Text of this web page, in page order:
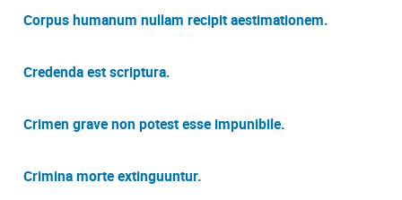
Corpus humanum nullam recipit aestimationem.
Credenda est scriptura.
Crimen grave non potest esse impunibile.
Crimina morte extinguuntur.